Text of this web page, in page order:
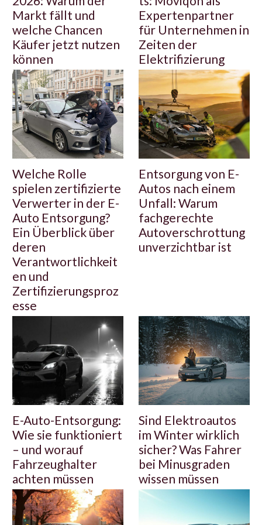
Markt fällt und
welche Chancen
Käufer jetzt nutzen
können
Expertenpartner
für Unternehmen in
Zeiten der
Elektrifizierung
Welche Rolle
spielen zertifizierte
Verwerter in der E-
Auto Entsorgung?
Ein Überblick über
deren
Verantwortlichkeit
en und
Zertifizierungsproz
esse
Entsorgung von E-
Autos nach einem
Unfall: Warum
fachgerechte
Autoverschrottung
unverzichtbar ist
E-Auto-Entsorgung:
Wie sie funktioniert
– und worauf
Fahrzeughalter
achten müssen
Sind Elektroautos
im Winter wirklich
sicher? Was Fahrer
bei Minusgraden
wissen müssen